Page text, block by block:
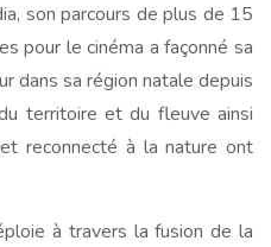
son parcours de plus de 15
pour le cinéma a façonné sa
dans sa région natale depuis
territoire et du fleuve ainsi
reconnecté à la nature ont
à travers la fusion de la